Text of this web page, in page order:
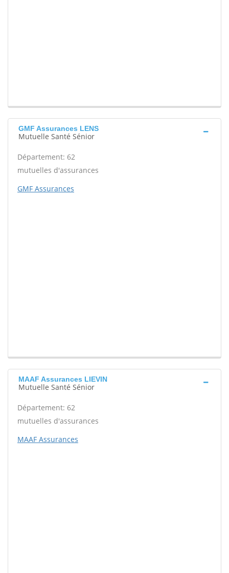
GMF Assurances LENS
Mutuelle Santé Sénior
Département: 62
mutuelles d'assurances
GMF Assurances
MAAF Assurances LIEVIN
Mutuelle Santé Sénior
Département: 62
mutuelles d'assurances
MAAF Assurances